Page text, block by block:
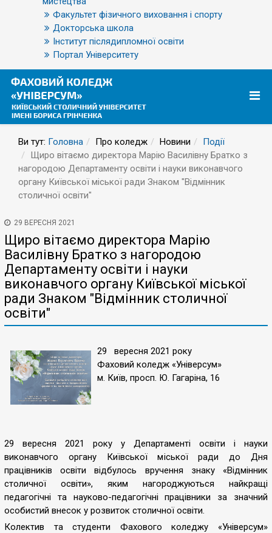
Факультет фізичного виховання і спорту
Докторська школа
Інститут післядипломної освіти
Портал Університету
Ви тут: Головна Про коледж Новини
Події
Щиро вітаємо директора Марію Василівну Братко з
нагородою Департаменту освіти і науки виконавчого
органу Київської міської ради Знаком "Відмінник
столичної освіти"
29 ВЕРЕСНЯ 2021
Щиро вітаємо директора Марію
Василівну Братко з нагородою
Департаменту освіти і науки
виконавчого органу Київської міської
ради Знаком "Відмінник столичної
освіти"
29 вересня 2021 року
Фаховий коледж «Універсум»
м. Київ, просп. Ю. Гагаріна, 16
29 вересня 2021 року у Департаменті освіти і науки
виконавчого органу Київської міської ради до Дня
працівників освіти відбулось вручення знаку «Відмінник
столичної освіти», яким нагороджуються найкращі
педагогічні та науково-педагогічні працівники за значний
особистий внесок у розвиток столичної освіти.
Колектив та студенти Фахового коледжу «Універсум»